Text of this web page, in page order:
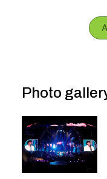
Photo